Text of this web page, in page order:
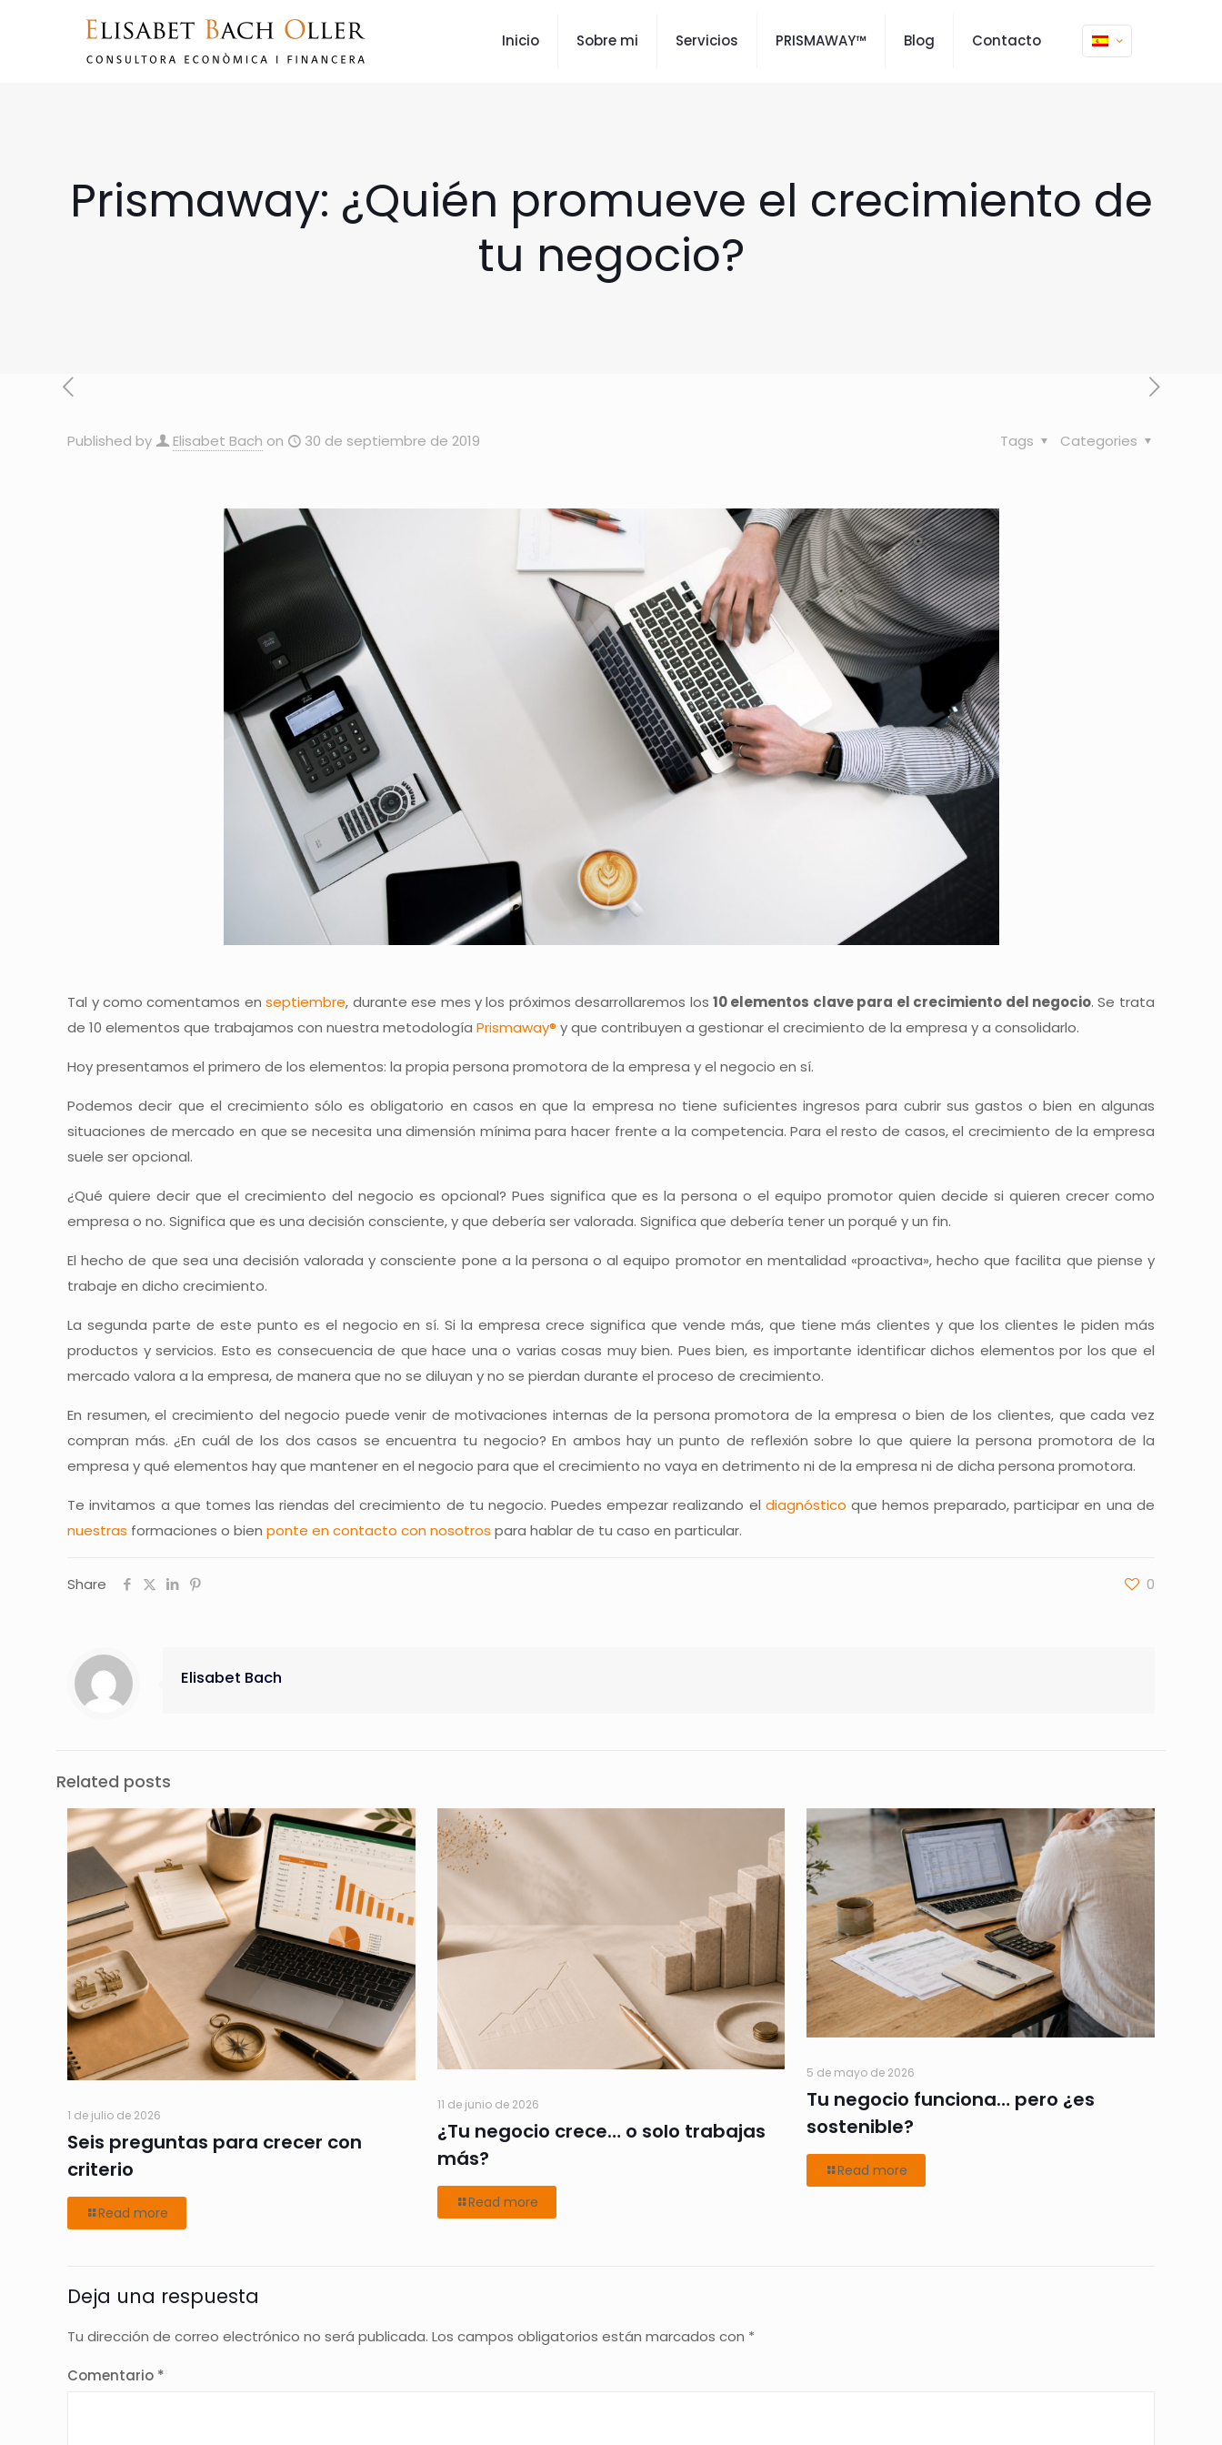
Inicio Sobre mi Servicios PRISMAWAY™ Blog Contacto
Prismaway: ¿Quién promueve el crecimiento de
tu negocio?
Published by Elisabet Bach on 30 de septiembre de 2019 Categories
Tags
Tal y como comentamos enseptiembre, durante ese mes y los próximos desarrollaremos los10 elementos clave para el crecimiento del negocio. Se trata
de 10 elementos que trabajamos con nuestra metodologíaPrismaway® y que contribuyen a gestionar el crecimiento de la empresa y a consolidarlo.
Hoy presentamos el primero de los elementos: la propia persona promotora de la empresa y el negocio en sí.
Podemos decir que el crecimiento sólo es obligatorio en casos en que la empresa no tiene suficientes ingresos para cubrir sus gastos o bien en algunas
situaciones de mercado en que se necesita una dimensión mínima para hacer frente a la competencia. Para el resto de casos, el crecimiento de la empresa
suele ser opcional.
¿Qué quiere decir que el crecimiento del negocio es opcional? Pues significa que es la persona o el equipo promotor quien decide si quieren crecer como
empresa o no. Significa que es una decisión consciente, y que debería ser valorada. Significa que debería tener un porqué y un fin.
El hecho de que sea una decisión valorada y consciente pone a la persona o al equipo promotor en mentalidad «proactiva», hecho que facilita que piense y
trabaje en dicho crecimiento.
La segunda parte de este punto es el negocio en sí. Si la empresa crece significa que vende más, que tiene más clientes y que los clientes le piden más
productos y servicios. Esto es consecuencia de que hace una o varias cosas muy bien. Pues bien, es importante identificar dichos elementos por los que el
mercado valora a la empresa, de manera que no se diluyan y no se pierdan durante el proceso de crecimiento.
En resumen, el crecimiento del negocio puede venir de motivaciones internas de la persona promotora de la empresa o bien de los clientes, que cada vez
compran más. ¿En cuál de los dos casos se encuentra tu negocio? En ambos hay un punto de reflexión sobre lo que quiere la persona promotora de la
empresa y qué elementos hay que mantener en el negocio para que el crecimiento no vaya en detrimento ni de la empresa ni de dicha persona promotora.
Te invitamos a que tomes las riendas del crecimiento de tu negocio. Puedes empezar realizando el diagnóstico que hemos preparado, participar en una de
nuestras formacioneso bienponte en contacto con nosotros para hablarde tu caso en particular.
Share 0
Elisabet Bach
Related posts
1 de julio de 2026
Seis preguntas para crecer con
criterio
Read more
11 de junio de 2026
¿Tu negocio crece… o solo trabajas
más?
Read more
5 de mayo de 2026
Tu negocio funciona… pero ¿es
sostenible?
Read more
Deja una respuesta
Tu dirección de correo electrónico no será publicada. Los campos obligatorios están marcados con *
Comentario *